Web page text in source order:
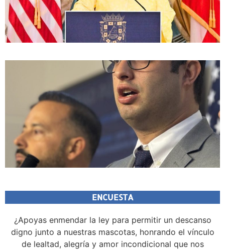
ENCUESTA
¿Apoyas enmendar la ley para permitir un descanso
digno junto a nuestras mascotas, honrando el vínculo
de lealtad, alegría y amor incondicional que nos